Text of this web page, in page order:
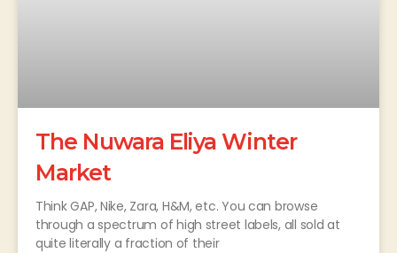
The Nuwara Eliya Winter
Market
Think GAP, Nike, Zara, H&M, etc. You can browse
through a spectrum of high street labels, all sold at
quite literally a fraction of their